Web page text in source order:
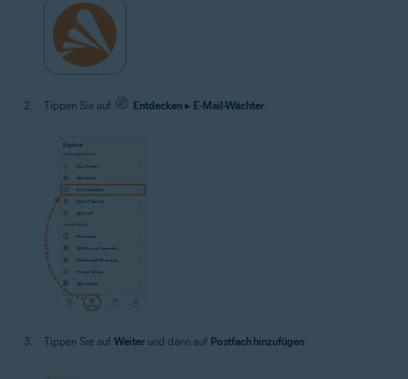
Tippen Sie auf Entdecken ▸ E-Mail-Wächter.
Tippen Sie auf Weiter und dann auf Postfach hinzufügen